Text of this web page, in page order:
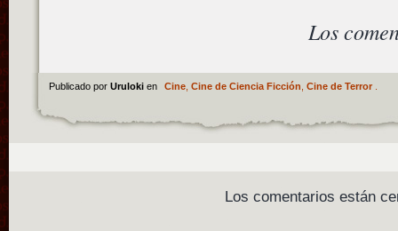
Los
Publicado por Uruloki en Cine, Cine de Ciencia Ficción Cine de Terror.
Los comentarios están